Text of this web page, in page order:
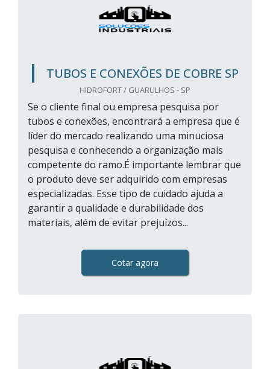
TUBOS E CONEXÕES DE COBRE SP
HIDROFORT / GUARULHOS - SP
Se o cliente final ou empresa pesquisa por
tubos e conexões, encontrará a empresa que é
líder do mercado realizando uma minuciosa
pesquisa e conhecendo a organização mais
competente do ramo.É importante lembrar que
o produto deve ser adquirido com empresas
especializadas. Esse tipo de cuidado ajuda a
garantir a qualidade e durabilidade dos
materiais, além de evitar prejuízos...
Cotar agora